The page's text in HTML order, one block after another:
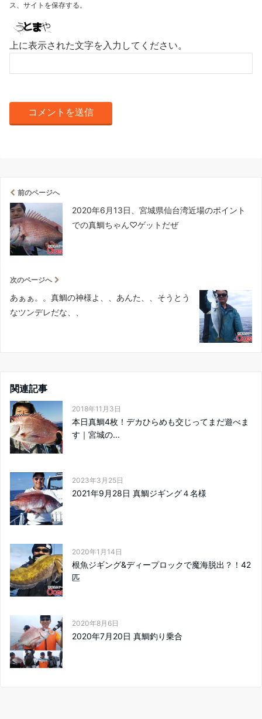
ス、サイトを保存する。
上に表示された文字を入力してください。
前のページへ
2020年6月13日、宮城県仙台湾近場のポイント
での真鯛ちゃん♡ゲットだぜ
次のページへ
あぁぁ。。真鯛の神様よ、、あんた、、そうとう
なツンデレだな、、
関連記事
2018年11月3日
本日真鯛4枚！デカひらめも交じってまだ遊べま
す｜宮城の...
2023年3月25日
2021年9月28日 真鯛ジギング４名様
2020年1月14日
根魚ジギング&ディープロックで魔海脱出？！42
匹
2020年8月6日
2020年7月20日 真鯛釣り乗合